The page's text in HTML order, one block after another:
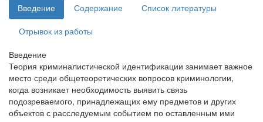
Введение
Содержание
Список литературы
Отрывок из работы
Введение
Теория криминалистической идентификации занимает важное
место среди общетеоретических вопросов криминологии,
когда возникает необходимость выявить связь
подозреваемого, принадлежащих ему предметов и других
объектов с расследуемым событием по оставленным ими